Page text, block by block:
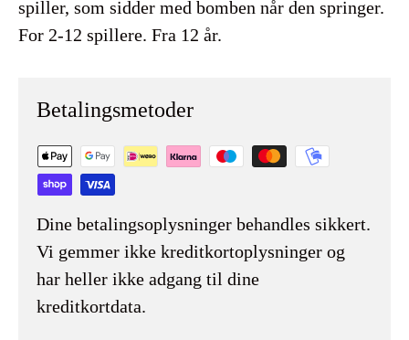
spiller, som sidder med bomben når den springer.
For 2-12 spillere. Fra 12 år.
Betalingsmetoder
Dine betalingsoplysninger behandles sikkert.
Vi gemmer ikke kreditkortoplysninger og
har heller ikke adgang til dine
kreditkortdata.